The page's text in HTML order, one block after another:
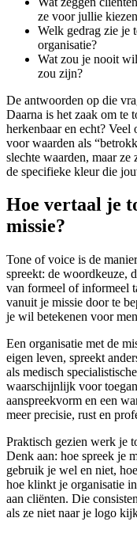
ze voor jullie
Welk gedrag zie je
organisatie?
Wat zou je nooit
zou zijn?
De antwoorden op die
Daarna is het zaak om te
herkenbaar en echt? Veel
voor waarden als
slechte waarden, maar
de specifieke kleur die
Hoe vertaal je
missie?
Tone of voice is de
spreekt: de woordkeuze,
van formeel of informeel
vanuit je missie door te
je wil betekenen voor
Een organisatie met de
eigen leven, spreekt
als medisch
waarschijnlijk voor
aanspreekvorm en een
meer precisie, rust en
Praktisch gezien werk je
Denk aan: hoe spreek je
gebruik je wel en niet,
hoe klinkt je organisatie
aan cliënten. Die
als ze niet naar je logo